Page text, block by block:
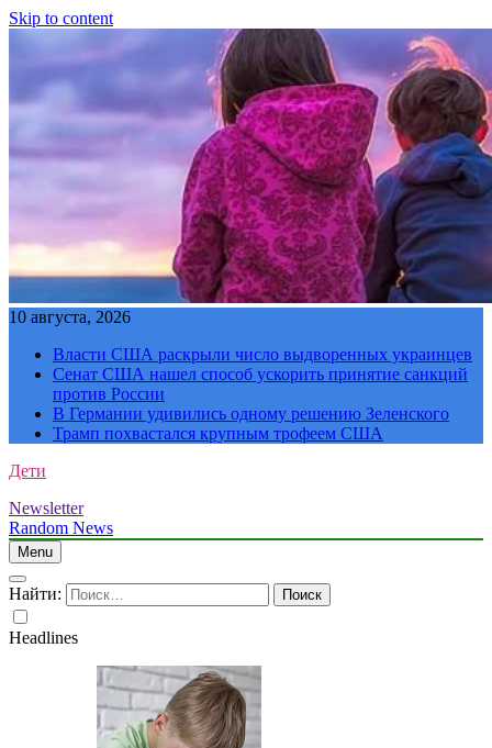
Skip to content
10 августа, 2026
Власти США раскрыли число выдворенных украинцев
Сенат США нашел способ ускорить принятие санкций
против России
В Германии удивились одному решению Зеленского
Трамп похвастался крупным трофеем США
Дети
Newsletter
Random News
Menu
Найти:
Headlines